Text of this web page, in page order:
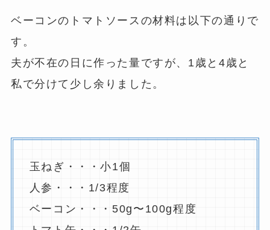
ベーコンのトマトソースの材料は以下の通りで
す。
夫が不在の日に作った量ですが、1歳と4歳と
私で分けて少し余りました。
玉ねぎ・・・小1個
人参・・・1/3程度
ベーコン・・・50g〜100g程度